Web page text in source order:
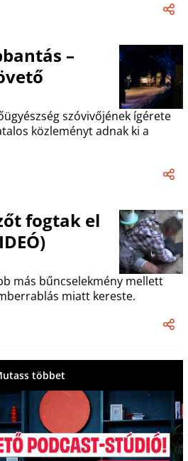
–
szóvivőjének ígérete
közleményt adnak ki a
fogtak el
más bűncselekmény mellett
miatt kereste.
többet